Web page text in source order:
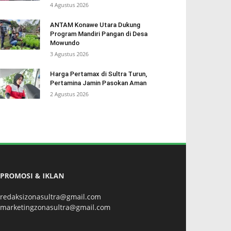
4 Agustus 2026
ANTAM Konawe Utara Dukung
Program Mandiri Pangan di Desa
Mowundo
3 Agustus 2026
Harga Pertamax di Sultra Turun,
Pertamina Jamin Pasokan Aman
2 Agustus 2026
PROMOSI & IKLAN
redaksizonasultra@gmail.com
marketingzonasultra@gmail.com